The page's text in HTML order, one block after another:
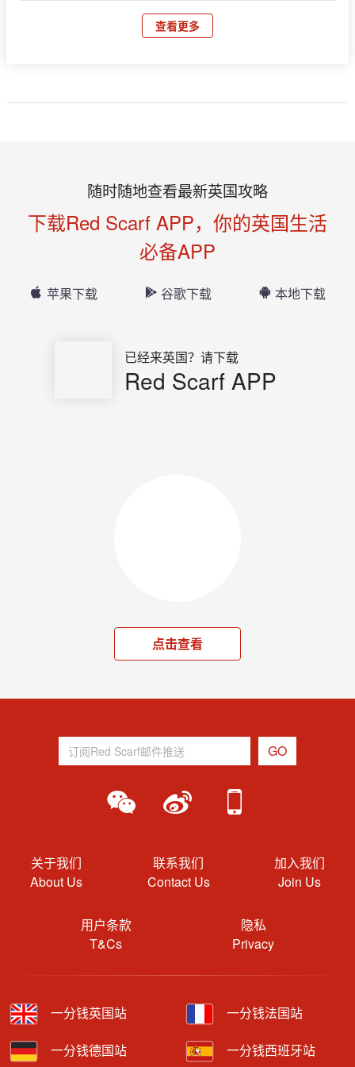
查看更多
随时随地查看最新英国攻略
下载Red Scarf APP，你的英国生活
必备APP
苹果下载 谷歌下载 本地下载
已经来英国？请下载
Red Scarf APP
点击查看
关于我们
About Us
联系我们
Contact Us
加入我们
Join Us
用户条款
T&Cs
隐私
Privacy
一分钱英国站 一分钱法国站
一分钱德国站 一分钱西班牙站